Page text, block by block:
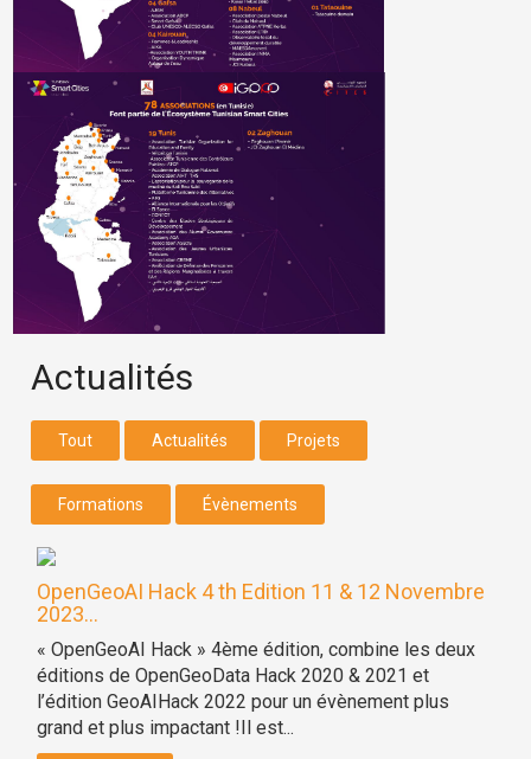
Actualités
Tout Actualités Projets
Formations Évènements
OpenGeoAI Hack 4 th Edition 11 & 12 Novembre
2023...
« OpenGeoAI Hack » 4ème édition, combine les deux
éditions de OpenGeoData Hack 2020 & 2021 et
l’édition GeoAIHack 2022 pour un évènement plus
grand et plus impactant !Il est...